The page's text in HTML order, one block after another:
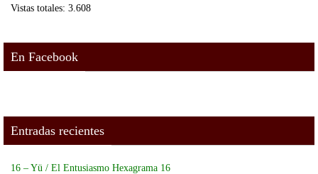
Vistas totales: 3.608
En Facebook
Entradas recientes
16 – Yü / El Entusiasmo Hexagrama 16